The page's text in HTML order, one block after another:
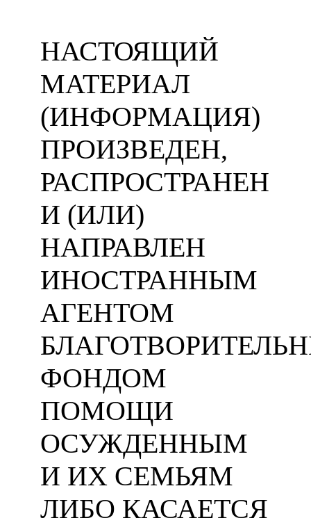
НАСТОЯЩИЙ
МАТЕРИАЛ
(ИНФОРМАЦИЯ)
ПРОИЗВЕДЕН,
РАСПРОСТРАНЕН
И (ИЛИ)
НАПРАВЛЕН
ИНОСТРАННЫМ
АГЕНТОМ
ФОНДОМ
ПОМОЩИ
ОСУЖДЕННЫМ
И ИХ СЕМЬЯМ
ЛИБО КАСАЕТСЯ